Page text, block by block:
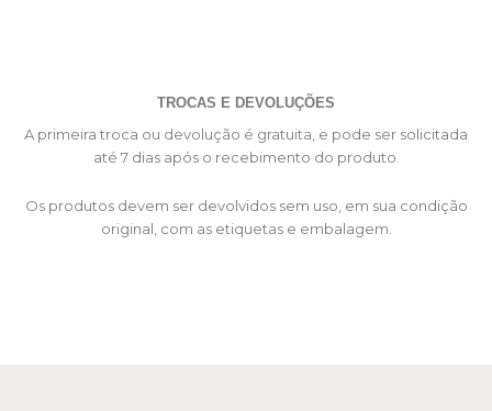
TROCAS E DEVOLUÇÕES
A primeira troca ou devolução é gratuita, e pode ser solicitada
até 7 dias após o recebimento do produto.
Os produtos devem ser devolvidos sem uso, em sua condição
original, com as etiquetas e embalagem.